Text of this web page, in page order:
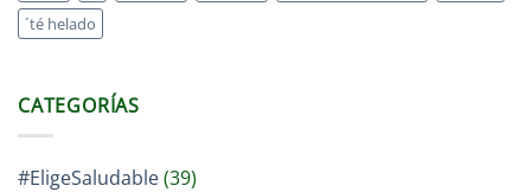
´té helado
CATEGORÍAS
#EligeSaludable(39)